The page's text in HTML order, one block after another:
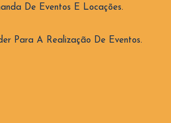
De Eventos E Locações.
Para A Realização De Eventos.